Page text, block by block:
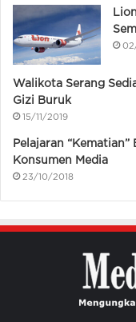
Walikota Serang
Gizi Buruk
15/11/2019
Pelajaran
Konsumen Media
23/10/2018